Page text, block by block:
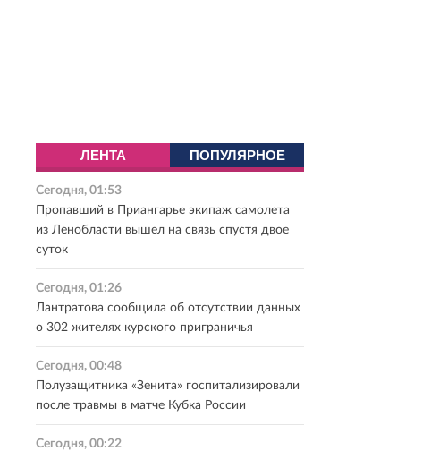
ЛЕНТА ПОПУЛЯРНОЕ
Сегодня, 01:53
Пропавший в Приангарье экипаж самолета
из Ленобласти вышел на связь спустя двое
суток
Сегодня, 01:26
Лантратова сообщила об отсутствии данных
о 302 жителях курского приграничья
Сегодня, 00:48
Полузащитника «Зенита» госпитализировали
после травмы в матче Кубка России
Сегодня, 00:22